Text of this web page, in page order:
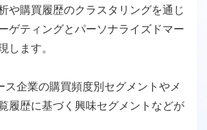
や購買履歴のクラスタリングを通じ
ゲティングとパーソナライズドマー
します。
ス企業の購買頻度別セグメントやメ
履歴に基づく興味セグメントなどが